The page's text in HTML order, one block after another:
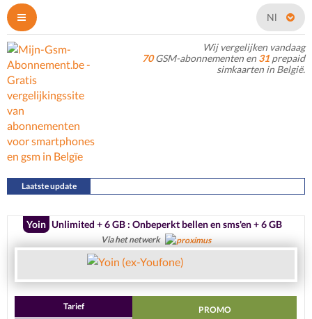
Nl
Wij vergelijken vandaag
70GSM-abonnementen en 31 prepaid
simkaarten in België.
Laatste update
Yoin Unlimited + 6 GB : Onbeperkt bellen en sms'en + 6 GB
Via het netwerk
Tarief
PROMO